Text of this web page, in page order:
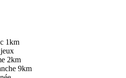
1km
2km
9km